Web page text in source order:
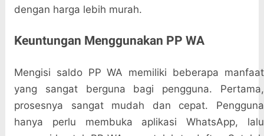
dengan harga lebih murah.
Keuntungan Menggunakan PP WA
Mengisi saldo PP WA memiliki beberapa manfaat
yang sangat berguna bagi pengguna. Pertama,
prosesnya sangat mudah dan cepat. Pengguna
hanya perlu membuka aplikasi WhatsApp, lalu